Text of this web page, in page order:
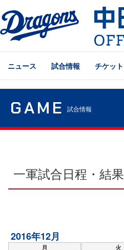
ニュース 試合情報 チケット
GAME 試合情報
一軍試合日程・結果
2016年12月
月 火